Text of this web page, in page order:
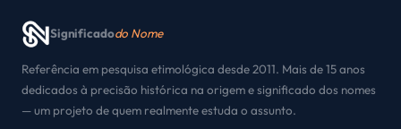
Significadodo Nome
Referência em pesquisa etimológica desde 2011. Mais de 15 anos
dedicados à precisão histórica na origem e significado dos nomes
— um projeto de quem realmente estuda o assunto.